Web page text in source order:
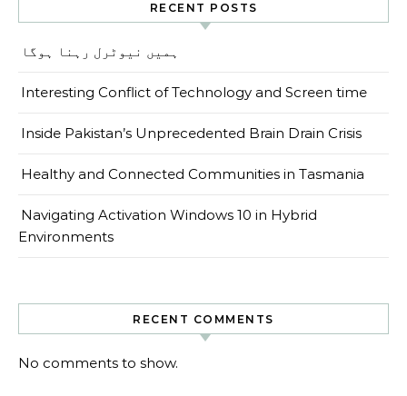
RECENT POSTS
ہمیں نیوٹرل رہنا ہوگا
Interesting Conflict of Technology and Screen time
Inside Pakistan’s Unprecedented Brain Drain Crisis
Healthy and Connected Communities in Tasmania
Navigating Activation Windows 10 in Hybrid
Environments
RECENT COMMENTS
No comments to show.